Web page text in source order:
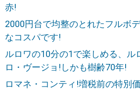
赤!
2000円台で均整のとれたフルボ
なコスパです!
ルロワの10分の1で楽しめる、ル
ロ・ヴージョ!しかも樹齢70年!
ロマネ・コンティ!増税前の特別